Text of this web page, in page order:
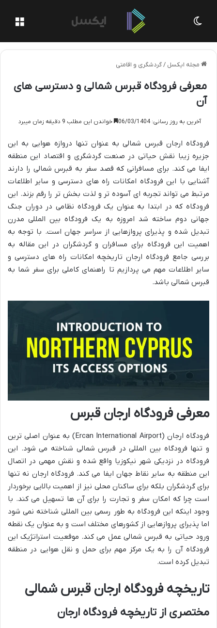
مجله ایکسل /گردشگری و اقامتی
معرفی فرودگاه قبرس شمالی و دسترسی های
آن
آخرین به روز رسانی: 06/03/1404 خواندن این مطلب 9 دقیقه زمان میبرد
فرودگاه ارجان قبرس شمالی به عنوان تنها دروازه هوایی به این
جزیره زیبا نقش حیاتی در صنعت گردشگری و اقتصاد این منطقه
ایفا می کند. برای مسافرانی که قصد سفر به قبرس شمالی را دارند
آشنایی با این فرودگاه امکانات راه های دسترسی و سایر اطلاعات
مرتبط می تواند تجربه ای آسوده تر و لذت بخش تر را رقم بزند. این
فرودگاه که در ابتدا به عنوان یک فرودگاه نظامی در دوران جنگ
جهانی دوم ساخته شد امروزه به یک فرودگاه بین المللی مدرن
تبدیل شده و پذیرای پروازهایی از سراسر جهان است. با توجه به
اهمیت این فرودگاه برای مسافران و گردشگران در این مقاله به
بررسی جامع فرودگاه ارجان تاریخچه امکانات راه های دسترسی و
سایر اطلاعات مهم می پردازیم تا راهنمای کاملی برای سفر شما به
قبرس شمالی باشد.
معرفی فرودگاه ارجان قبرس
فرودگاه ارجان (Ercan International Airport) به عنوان اصلی ترین
و تنها فرودگاه بین المللی در قبرس شمالی شناخته می شود. این
فرودگاه در نزدیکی شهر نیکوزیا واقع شده و نقش مهمی در اتصال
این منطقه به سایر نقاط جهان ایفا می کند. فرودگاه ارجان نه تنها
برای گردشگران بلکه برای ساکنان محلی نیز از اهمیت بالایی برخوردار
است چرا که امکان سفر و تجارت را برای آن ها تسهیل می کند. با
وجود اینکه این فرودگاه به طور رسمی بین المللی شناخته نمی شود
اما پذیرای پروازهایی از کشورهای مختلف است و به عنوان یک نقطه
ورود حیاتی به قبرس شمالی عمل می کند. موقعیت استراتژیک این
فرودگاه آن را به یک مرکز مهم برای حمل و نقل هوایی در منطقه
تبدیل کرده است.
تاریخچه فرودگاه ارجان قبرس شمالی
مختصری از تاریخچه فرودگاه ارجان